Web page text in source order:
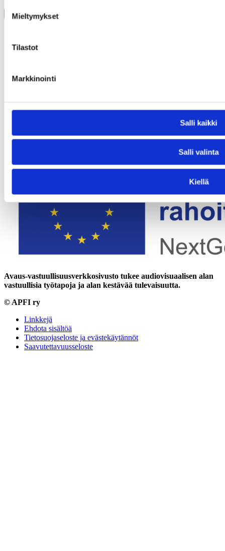
Mieltymykset
Tilastot
Markkinointi
Salli kaikki
Salli valinta
Kiellä
Työkalupakki
Avaus-vastuullisuusverkkosivusto tukee audiovisuaalisen alan
vastuullisia työtapoja ja alan kestävää tulevaisuutta.
© APFI ry
Linkkejä
Ehdota sisältöä
Tietosuojaseloste ja evästekäytännöt
Saavutettavuusseloste